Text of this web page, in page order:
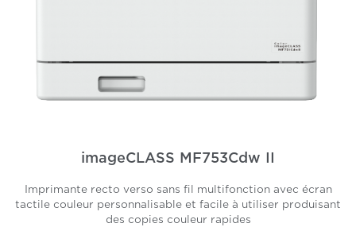
imageCLASS MF753Cdw II
Imprimante recto verso sans fil multifonction avec écran
tactile couleur personnalisable et facile à utiliser produisant
des copies couleur rapides